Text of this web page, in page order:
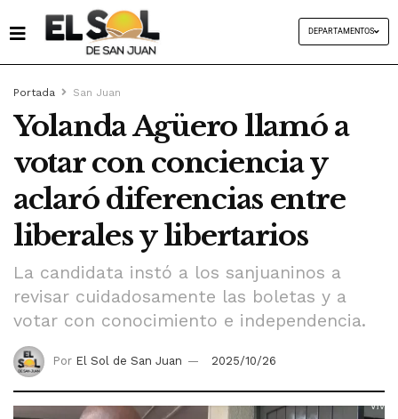
DEPARTAMENTOS
Portada San Juan
Yolanda Agüero llamó a
votar con conciencia y
aclaró diferencias entre
liberales y libertarios
La candidata instó a los sanjuaninos a
revisar cuidadosamente las boletas y a
votar con conocimiento e independencia.
Por El Sol de San Juan 2025/10/26